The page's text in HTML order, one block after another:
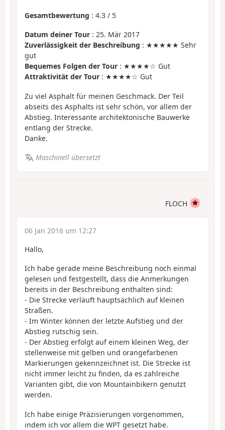
Gesamtbewertung : 4.3 / 5
Datum deiner Tour : 25. Mär 2017
Zuverlässigkeit der Beschreibung : ★★★★★ Sehr
gut
Bequemes Folgen der Tour : ★★★★☆ Gut
Attraktivität der Tour : ★★★★☆ Gut
Zu viel Asphalt für meinen Geschmack. Der Teil
abseits des Asphalts ist sehr schön, vor allem der
Abstieg. Interessante architektonische Bauwerke
entlang der Strecke.
Danke.
Maschinell übersetzt
FLOCH
06 Jan 2016 um 12:27
Hallo,
Ich habe gerade meine Beschreibung noch einmal
gelesen und festgestellt, dass die Anmerkungen
bereits in der Beschreibung enthalten sind:
- Die Strecke verläuft hauptsächlich auf kleinen
Straßen.
- Im Winter können der letzte Aufstieg und der
Abstieg rutschig sein.
- Der Abstieg erfolgt auf einem kleinen Weg, der
stellenweise mit gelben und orangefarbenen
Markierungen gekennzeichnet ist. Die Strecke ist
nicht immer leicht zu finden, da es zahlreiche
Varianten gibt, die von Mountainbikern genutzt
werden.
Ich habe einige Präzisierungen vorgenommen,
indem ich vor allem die WPT gesetzt habe.